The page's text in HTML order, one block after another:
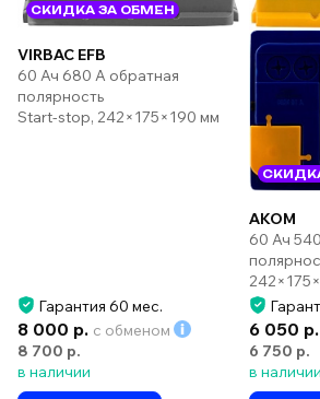
СКИДКА ЗА ОБМЕН
VIRBAC EFB
60 Ач 680 А обратная
полярность
Start-stop, 242×175×190 мм
Гарантия 60 мес.
8 000 р. с обменом
8 700 р.
в наличии
AKOM
60 Ач
6 050 р.
6 750 р.
в наличии